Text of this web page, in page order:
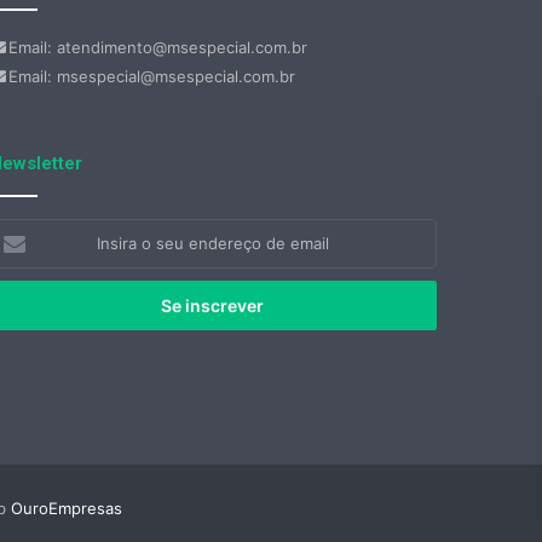
Email: atendimento@msespecial.com.br
Email: msespecial@msespecial.com.br
OuroEmpresas